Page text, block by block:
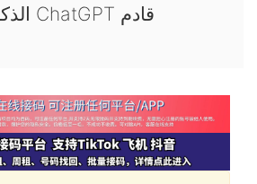
الذكاء الاصطناعي ChatGPT قادم